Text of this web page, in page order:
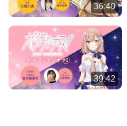
36:40
39:42